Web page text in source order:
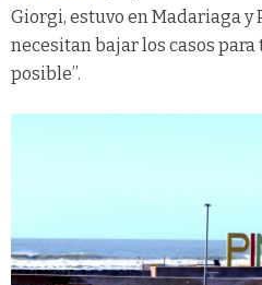
Giorgi, estuvo en Madariaga y
necesitan bajar los casos
posible”.